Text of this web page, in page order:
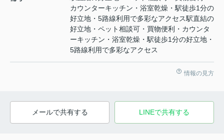
カウンターキッチン・浴室乾燥・駅徒歩1分の
好立地・5路線利用で多彩なアクセス駅直結の
好立地・ペット相談可・買物便利・カウンタ
ーキッチン・浴室乾燥・駅徒歩1分の好立地・
5路線利用で多彩なアクセス
情報の見方
メールで共有する LINEで共有する